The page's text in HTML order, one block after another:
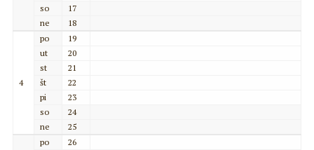
so
17
ne
18
4
po
19
ut
20
st
21
št
22
pi
23
so
24
ne
25
po
26